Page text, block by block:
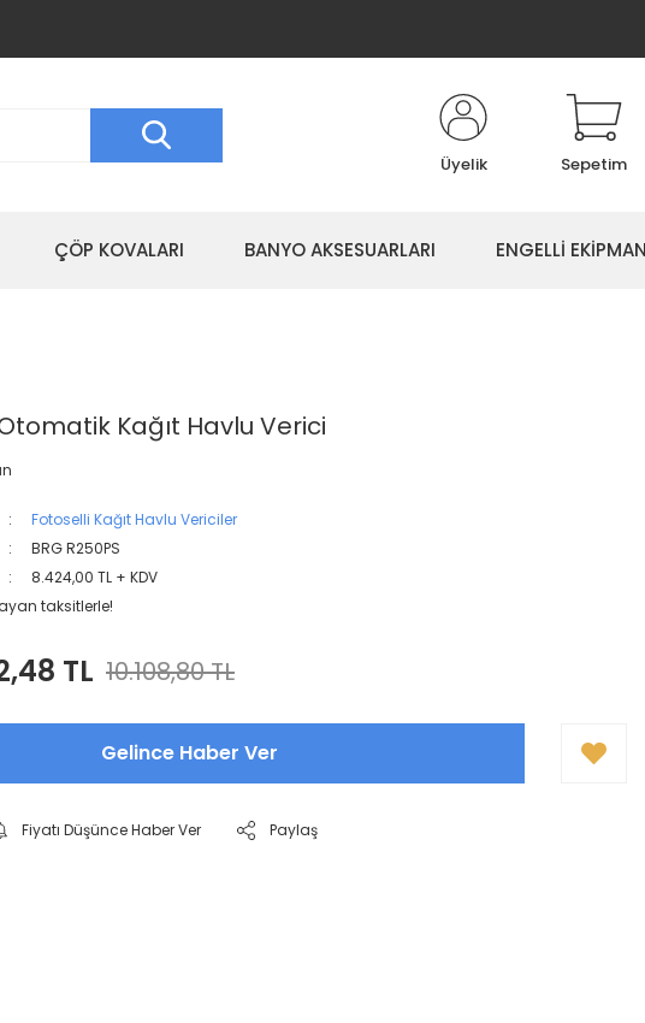
Üyelik Sepetim
ÇÖP KOVALARI BANYO AKSESUARLARI ENGELLİ
Kağıt Havlu Verici
Fotoselli Kağıt Havlu Vericiler
BRG R250PS
8.424,00 TL + KDV
taksitlerle!
TL 10.108,80 TL
Gelince Haber Ver
Fiyatı Düşünce Haber Ver Paylaş